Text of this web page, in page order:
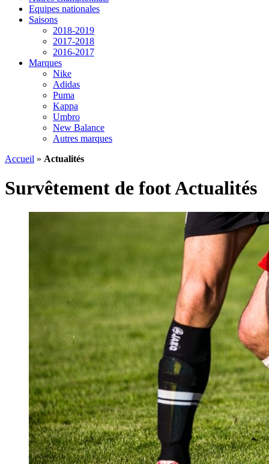
Equipes nationales
Saisons
2018-2019
2017-2018
2016-2017
Marques
Nike
Adidas
Puma
Kappa
Umbro
New Balance
Autres marques
Accueil » Actualités
Survêtement de foot Actualités